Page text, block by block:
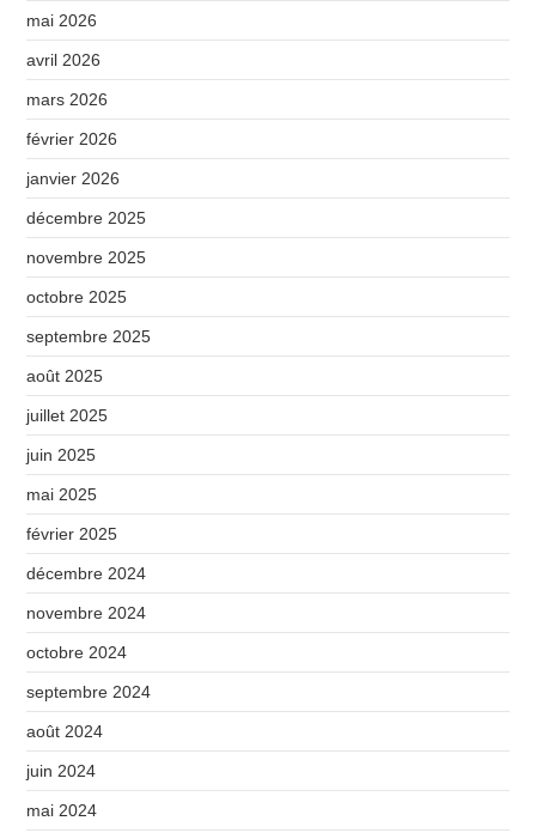
mai 2026
avril 2026
mars 2026
février 2026
janvier 2026
décembre 2025
novembre 2025
octobre 2025
septembre 2025
août 2025
juillet 2025
juin 2025
mai 2025
février 2025
décembre 2024
novembre 2024
octobre 2024
septembre 2024
août 2024
juin 2024
mai 2024